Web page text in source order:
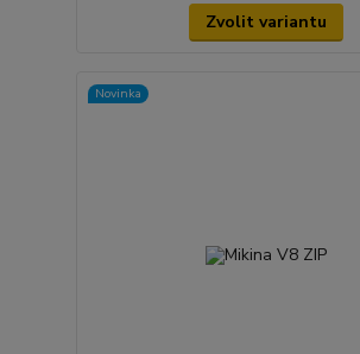
Zvolit variantu
Novinka